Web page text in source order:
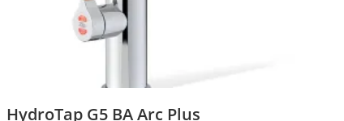
HydroTap G5 BA Arc Plus